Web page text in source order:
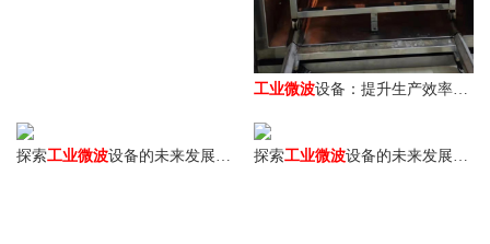
工业微波设备：提升生产效率的秘密武器
探索工业微波设备的未来发展趋势 探索工业微波设备的未来发展趋势